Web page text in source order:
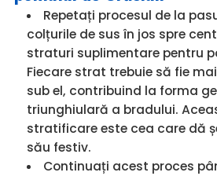
Repetați procesul de la
colțurile de sus în jos spre
straturi suplimentare pentru
Fiecare strat trebuie să fie
sub el, contribuind la forma
triunghiulară a bradului.
stratificare este cea care dă
său festiv.
Continuați acest proces